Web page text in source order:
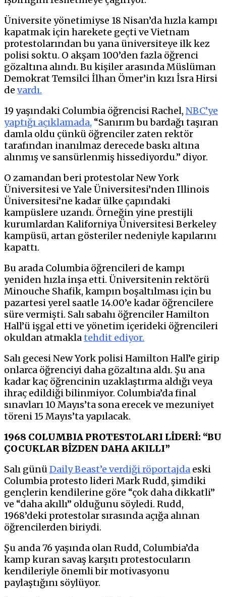
Üniversite yönetimiyse 18 Nisan’da hızla kampı
kapatmak için harekete geçti ve Vietnam
protestolarından bu yana üniversiteye ilk kez
polisi soktu. O akşam 100’den fazla öğrenci
gözaltına alındı. Bu kişiler arasında Müslüman
Demokrat Temsilci İlhan Ömer’in kızı İsra Hirsi
de vardı.
19 yaşındaki Columbia öğrencisi Rachel, NBC’ye
yaptığı açıklamada, “Sanırım bu bardağı taşıran
damla oldu çünkü öğrenciler zaten rektör
tarafından inanılmaz derecede baskı altına
alınmış ve sansürlenmiş hissediyordu.” diyor.
O zamandan beri protestolar New York
Üniversitesi ve Yale Üniversitesi’nden Illinois
Üniversitesi’ne kadar ülke çapındaki
kampüslere uzandı. Örneğin yine prestijli
kurumlardan Kaliforniya Üniversitesi Berkeley
kampüsü, artan gösteriler nedeniyle kapılarını
kapattı.
Bu arada Columbia öğrencileri de kampı
yeniden hızla inşa etti. Üniversitenin rektörü
Minouche Shafik, kampın boşaltılması için bu
pazartesi yerel saatle 14.00’e kadar öğrencilere
süre vermişti. Salı sabahı öğrenciler Hamilton
Hall’ü işgal etti ve yönetim içerideki öğrencileri
okuldan atmaklatehdit ediyor.
Salı gecesi New York polisi Hamilton Hall’e girip
onlarca öğrenciyi daha gözaltına aldı. Şu ana
kadar kaç öğrencinin uzaklaştırma aldığı veya
ihraç edildiği bilinmiyor. Columbia’da final
sınavları 10 Mayıs’ta sona erecek ve mezuniyet
töreni 15 Mayıs’ta yapılacak.
1968 COLUMBIA PROTESTOLARI LİDERİ: “BU
ÇOCUKLAR BİZDEN DAHA AKILLI”
Salı günüDaily Beast’e verdiği röportajda eski
Columbia protesto lideri Mark Rudd, şimdiki
gençlerin kendilerine göre “çok daha dikkatli”
ve “daha akıllı” olduğunu söyledi. Rudd,
1968’deki protestolar sırasında açığa alınan
öğrencilerden biriydi.
Şu anda 76 yaşında olan Rudd, Columbia’da
kamp kuran savaş karşıtı protestocuların
kendileriyle önemli bir motivasyonu
paylaştığını söylüyor.